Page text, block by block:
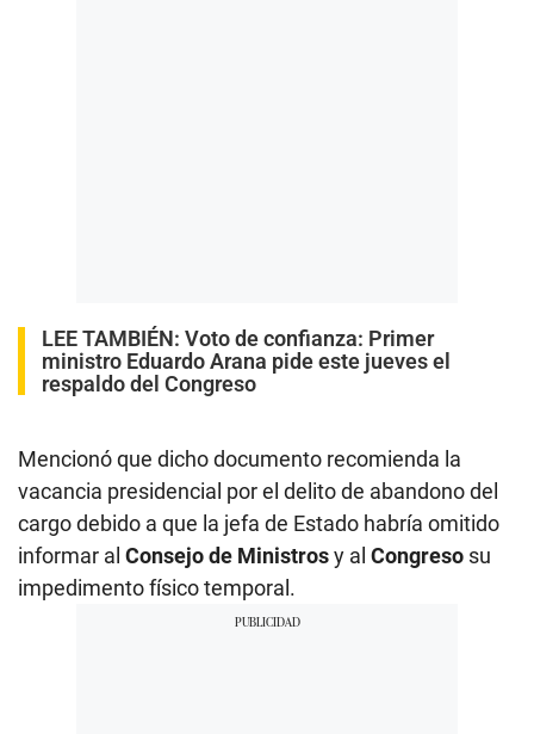
LEE TAMBIÉN: Voto de confianza: Primer
ministro Eduardo Arana pide este jueves el
respaldo del Congreso
Mencionó que dicho documento recomienda la
vacancia presidencial por el delito de abandono del
cargo debido a que la jefa de Estado habría omitido
informar al Consejo de Ministrosy al Congreso su
impedimento físico temporal.